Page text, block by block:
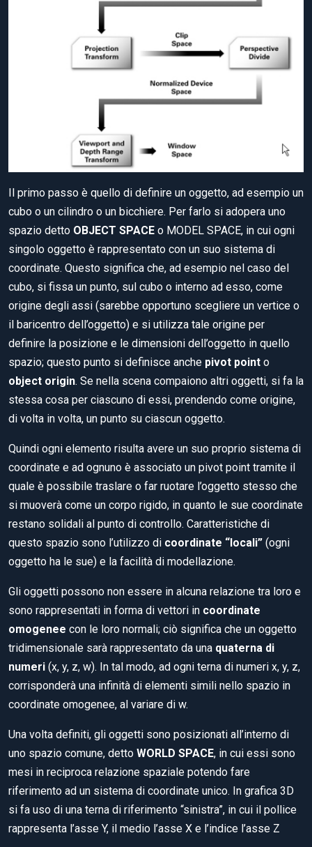
Il primo passo è quello di definire un oggetto, ad esempio un
cubo o un cilindro o un bicchiere. Per farlo si adopera uno
spazio detto OBJECT SPACE o MODEL SPACE, in cui ogni
singolo oggetto è rappresentato con un suo sistema di
coordinate. Questo significa che, ad esempio nel caso del
cubo, si fissa un punto, sul cubo o interno ad esso, come
origine degli assi (sarebbe opportuno scegliere un vertice o
il baricentro dell’oggetto) e si utilizza tale origine per
definire la posizione e le dimensioni dell’oggetto in quello
spazio; questo punto si definisce anche pivot point o
object origin. Se nella scena compaiono altri oggetti, si fa la
stessa cosa per ciascuno di essi, prendendo come origine,
di volta in volta, un punto su ciascun oggetto.
Quindi ogni elemento risulta avere un suo proprio sistema di
coordinate e ad ognuno è associato un pivot point tramite il
quale è possibile traslare o far ruotare l’oggetto stesso che
si muoverà come un corpo rigido, in quanto le sue coordinate
restano solidali al punto di controllo. Caratteristiche di
questo spazio sono l’utilizzo di coordinate “locali” (ogni
oggetto ha le sue) e la facilità di modellazione.
Gli oggetti possono non essere in alcuna relazione tra loro e
sono rappresentati in forma di vettori in coordinate
omogenee con le loro normali; ciò significa che un oggetto
tridimensionale sarà rappresentato da una quaterna di
numeri (x, y, z, w). In tal modo, ad ogni terna di numeri x, y, z,
corrisponderà una infinità di elementi simili nello spazio in
coordinate omogenee, al variare di w.
Una volta definiti, gli oggetti sono posizionati all’interno di
uno spazio comune, detto WORLD SPACE, in cui essi sono
mesi in reciproca relazione spaziale potendo fare
riferimento ad un sistema di coordinate unico. In grafica 3D
si fa uso di una terna di riferimento “sinistra”, in cui il pollice
rappresenta l’asse Y, il medio l’asse X e l’indice l’asse Z